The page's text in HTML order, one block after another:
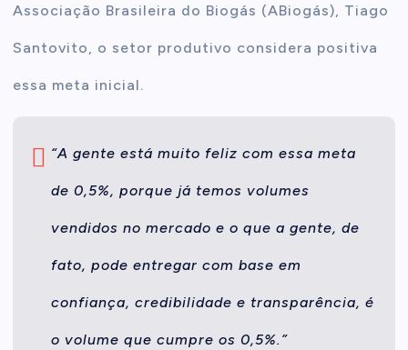
Associação Brasileira do Biogás (ABiogás), Tiago
Santovito, o setor produtivo considera positiva
essa meta inicial.
“A gente está muito feliz com essa meta
de 0,5%, porque já temos volumes
vendidos no mercado e o que a gente, de
fato, pode entregar com base em
confiança, credibilidade e transparência, é
o volume que cumpre os 0,5%.”